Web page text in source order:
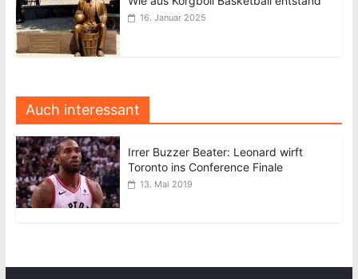
16. Januar 2025
Auch interessant
Irrer Buzzer Beater: Leonard wirft
Toronto ins Conference Finale
13. Mai 2019